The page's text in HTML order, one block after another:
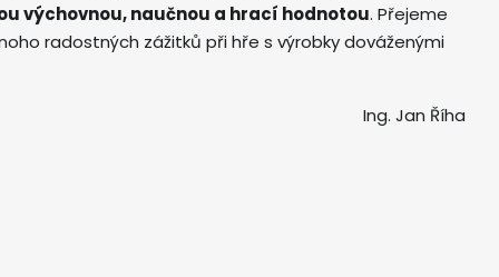
výchovnou, naučnou a hrací hodnotou. Přejeme
radostných zážitků při hře s výrobky dováženými
Ing. Jan Říha